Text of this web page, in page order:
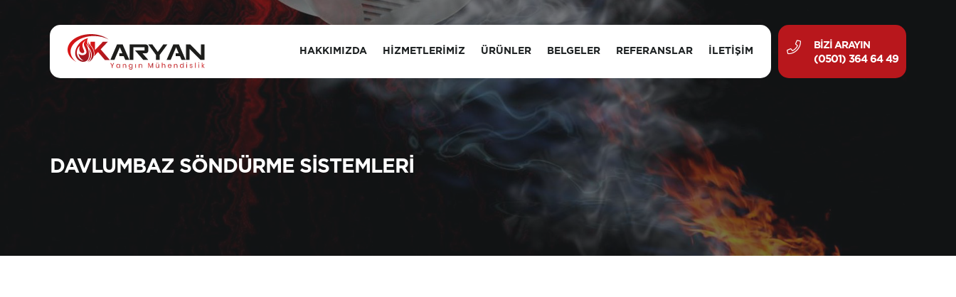
HAKKIMIZDA HIZMETLERIMIZ ÜRÜNLER BELGELER REFERANSLAR İLETIŞIM
BIZI ARAYIN
(0501) 364 64 49
DAVLUMBAZ SÖNDÜRME SISTEMLERI